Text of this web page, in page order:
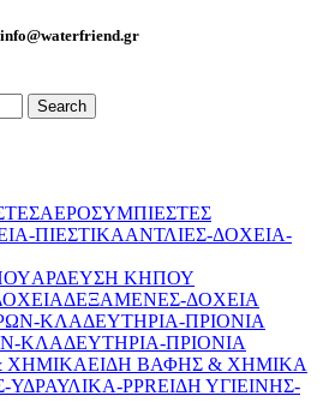
Search
ΑΕΡΟΣΥΜΠΙΕΣΤΕΣ
ΑΝΤΛΙΕΣ-ΔΟΧΕΙΑ-
ΑΡΔΕΥΣΗ ΚΗΠΟΥ
ΔΕΞΑΜΕΝΕΣ-ΔΟΧΕΙΑ
ΚΛΑΔΕΥΤΗΡΙΑ-ΠΡΙΟΝΙΑ
ΕΙΔΗ ΒΑΦΗΣ & ΧΗΜΙΚΑ
ΕΙΔΗ ΥΓΙΕΙΝΗΣ-